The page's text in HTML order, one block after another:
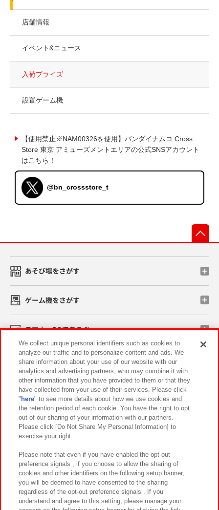
店舗情報
イベント&ニュース
入荷プライズ
設置ゲーム機
【使用禁止※NAM00326を使用】バンダイナムコ Cross
Store 東京 アミューズメントエリアの公式SNSアカウント
はこちら！
@bn_crossstore_t
あそび場をさがす
ゲーム機をさがす
スマホ・PCであそぶ
イベント・キャンペーン
関連会社 サステナビリティ サイトポリシー
プライバシーポリシー ウェブアクセシビリティ方針と検証結果
お取引先さまとともに
カスタマーハラスメント対応方針 よくあるご質問・お問い合わせ
We collect unique personal identifiers such as cookies to
analyze our traffic and to personalize content and ads. We
share information about your use of our website with our
analytics and advertising partners, who may combine it with
other information that you have provided to them or that they
have collected from your use of their services. Please click
" here" to see more details about how we use cookies and
the retention period of each cookie. You have the right to opt
out of our sharing of your information with our partners.
Please click [Do Not Share My Personal Information] to
exercise your right.
Please note that even if you have enabled the opt-out
preference signals , if you choose to allow the sharing of
cookies and other identifiers on the following setup banner,
you will be deemed to have consented to the sharing
regardless of the opt-out preference signals . If you
understand and agree to this setting, please manage your